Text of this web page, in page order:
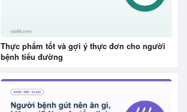
Thực phẩm tốt và gợi ý thực đơn cho người
bệnh tiểu đường